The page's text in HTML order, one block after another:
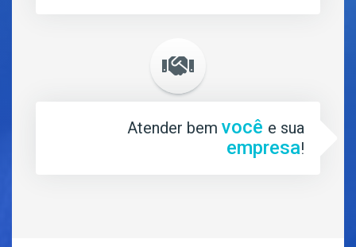
Atender bem você e sua
empresa!